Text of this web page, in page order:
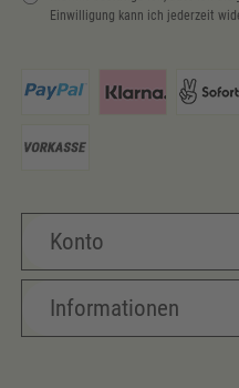
Einwilligung kann ich jederzeit
Konto
Informationen